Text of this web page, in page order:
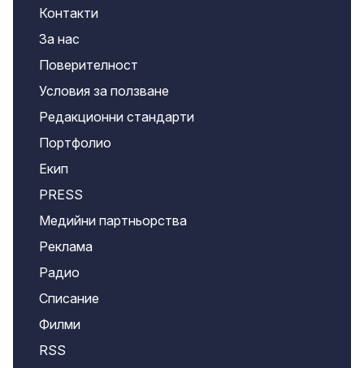
Контакти
За нас
Поверителност
Условия за ползване
Редакционни стандарти
Портфолио
Екип
PRESS
Медийни партньорства
Реклама
Радио
Списание
Филми
RSS